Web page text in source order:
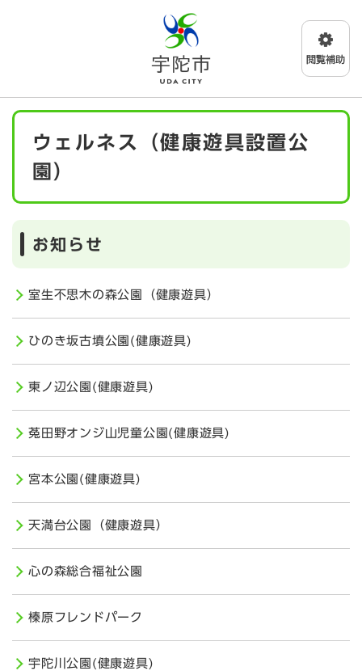
メニューを飛ばして本文へ
本
ウェルネス（健康遊具設置公
園）
お知らせ
室生不思木の森公園（健康遊具）
ひのき坂古墳公園(健康遊具)
東ノ辺公園(健康遊具)
菟田野オンジ山児童公園(健康遊具)
宮本公園(健康遊具)
天満台公園（健康遊具）
心の森総合福祉公園
榛原フレンドパーク
宇陀川公園(健康遊具)